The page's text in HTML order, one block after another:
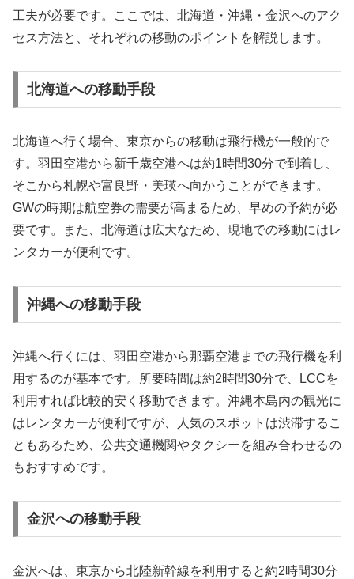
工夫が必要です。ここでは、北海道・沖縄・金沢へのアク
セス方法と、それぞれの移動のポイントを解説します。
北海道への移動手段
北海道へ行く場合、東京からの移動は飛行機が一般的で
す。羽田空港から新千歳空港へは約1時間30分で到着し、
そこから札幌や富良野・美瑛へ向かうことができます。
GWの時期は航空券の需要が高まるため、早めの予約が必
要です。また、北海道は広大なため、現地での移動にはレ
ンタカーが便利です。
沖縄への移動手段
沖縄へ行くには、羽田空港から那覇空港までの飛行機を利
用するのが基本です。所要時間は約2時間30分で、LCCを
利用すれば比較的安く移動できます。沖縄本島内の観光に
はレンタカーが便利ですが、人気のスポットは渋滞するこ
ともあるため、公共交通機関やタクシーを組み合わせるの
もおすすめです。
金沢への移動手段
金沢へは、東京から北陸新幹線を利用すると約2時間30分